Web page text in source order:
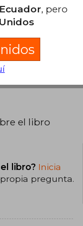
este libro?
es Tapa
el libro
libro? Inicia
pregunta.
, pero